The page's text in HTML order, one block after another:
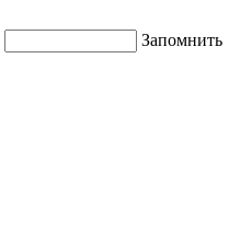
Запомнить